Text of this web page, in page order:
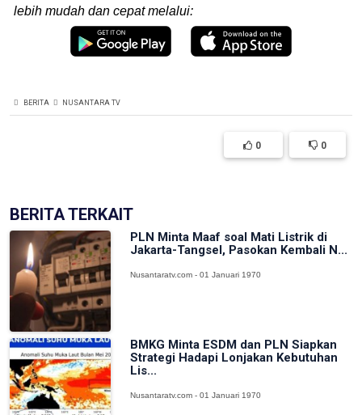
lebih mudah dan cepat melalui:
BERITA NUSANTARA TV
0 0
BERITA TERKAIT
PLN Minta Maaf soal Mati Listrik di
Jakarta-Tangsel, Pasokan Kembali N...
Nusantaratv.com - 01 Januari 1970
BMKG Minta ESDM dan PLN Siapkan
Strategi Hadapi Lonjakan Kebutuhan
Lis...
Nusantaratv.com - 01 Januari 1970